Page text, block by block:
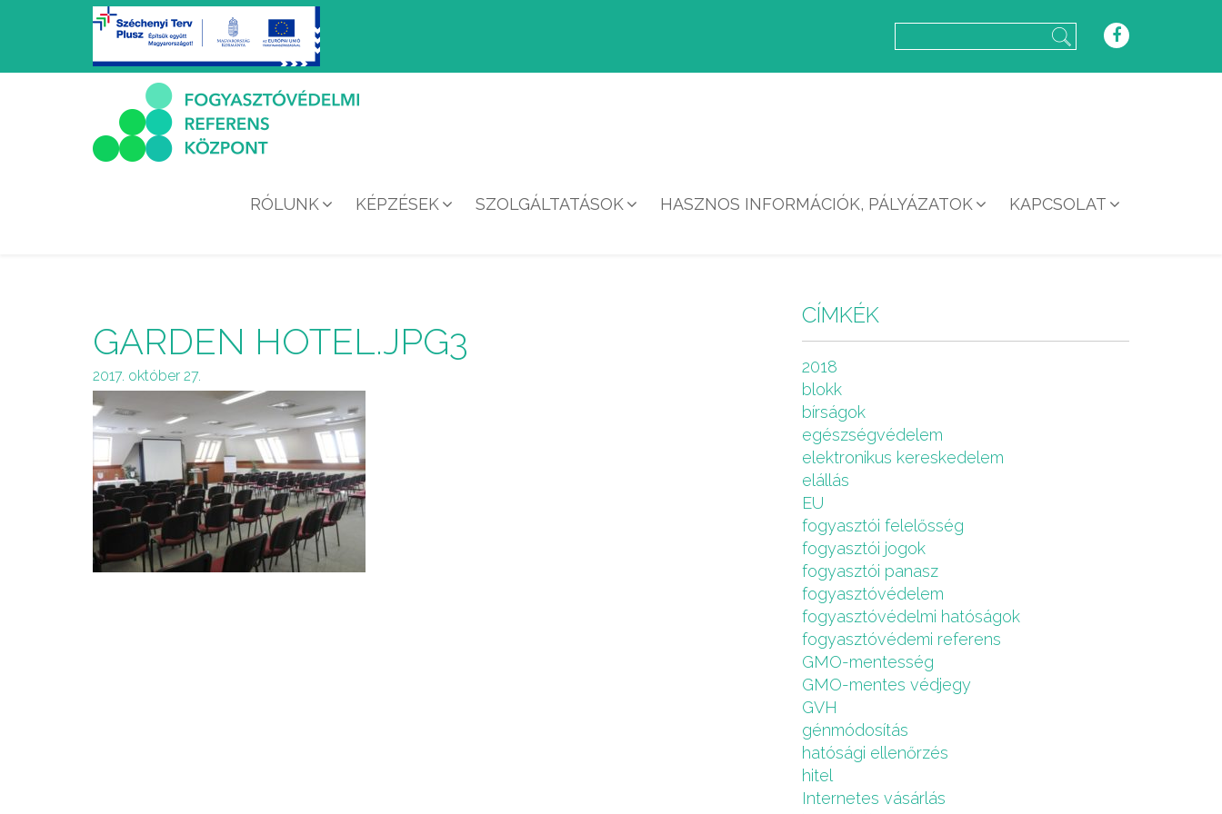
RÓLUNK KÉPZÉSEK SZOLGÁLTATÁSOK HASZNOS INFORMÁCIÓK, PÁLYÁZATOK KAPCSOLAT
GARDEN HOTEL.JPG3
2017. október 27.
CÍMKÉK
2018
blokk
bírságok
egészségvédelem
elektronikus kereskedelem
elállás
EU
fogyasztói felelősség
fogyasztói jogok
fogyasztói panasz
fogyasztóvédelem
fogyasztóvédelmi hatóságok
fogyasztóvédemi referens
GMO-mentesség
GMO-mentes védjegy
GVH
génmódosítás
hatósági ellenőrzés
hitel
Internetes vásárlás